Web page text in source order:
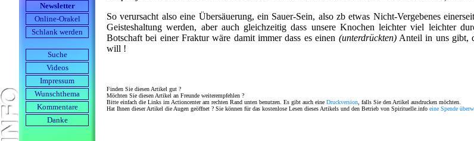
Newsletter
Online-Orakel
Schlank werden
Suche
Videos
Impressum
Wunschthema
Kommentare
Danke
So verursacht also eine Übersäuerung, ein Sauer-Sein, also zb etwas Nicht-Vergebenes
Geisteshaltung werden, aber auch gleichzeitig dass unsere Knochen leichter viel leichter
Botschaft bei einer Fraktur wäre damit immer dass es einen (unterdrückten)Anteil in uns gibt,
will !
Finden Sie diesen Artikel gut ?
Möchten Sie diesen Artikel an Freunde weiterempfehlen ?
Bitte einfach die Links im Actioncenter am rechten Rand unten benutzen. Es gibt auch eine Druckversion , falls Sie den Artikel ausdrucken möchten.
Hat Ihnen dieser Artikel die Augen geöffnet ? Sie können für das kostenlose Lesen dieses Artikels und den Betrieb von Spirituelle.info eine Spende